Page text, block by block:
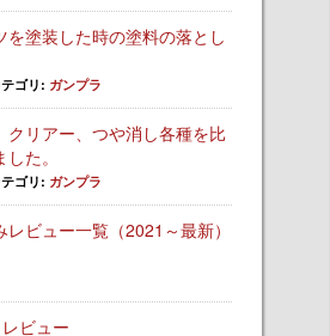
を塗装した時の塗料の落とし
ゴリ: ガンプラ
クリアー、つや消し各種を比
た。
ゴリ: ガンプラ
ビュー一覧（2021～最新）
ビュー